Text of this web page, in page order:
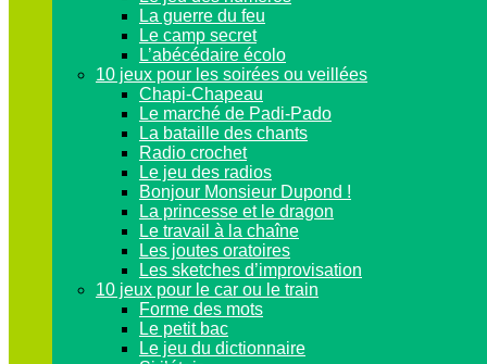
La guerre du feu
Le camp secret
L’abécédaire écolo
10 jeux pour les soirées ou veillées
Chapi-Chapeau
Le marché de Padi-Pado
La bataille des chants
Radio crochet
Le jeu des radios
Bonjour Monsieur Dupond !
La princesse et le dragon
Le travail à la chaîne
Les joutes oratoires
Les sketches d’improvisation
10 jeux pour le car ou le train
Forme des mots
Le petit bac
Le jeu du dictionnaire